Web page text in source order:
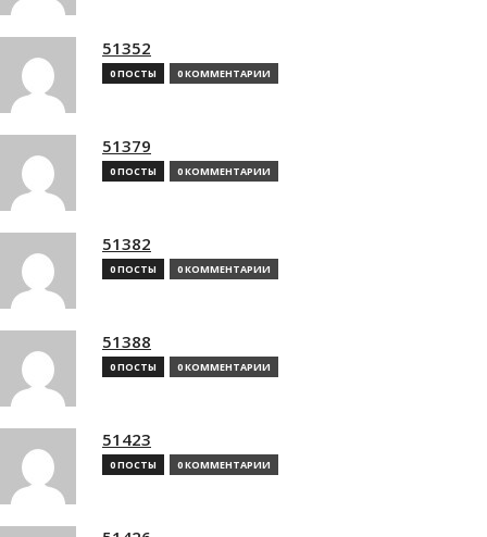
51352
0 ПОСТЫ 0 КОММЕНТАРИИ
51379
0 ПОСТЫ 0 КОММЕНТАРИИ
51382
0 ПОСТЫ 0 КОММЕНТАРИИ
51388
0 ПОСТЫ 0 КОММЕНТАРИИ
51423
0 ПОСТЫ 0 КОММЕНТАРИИ